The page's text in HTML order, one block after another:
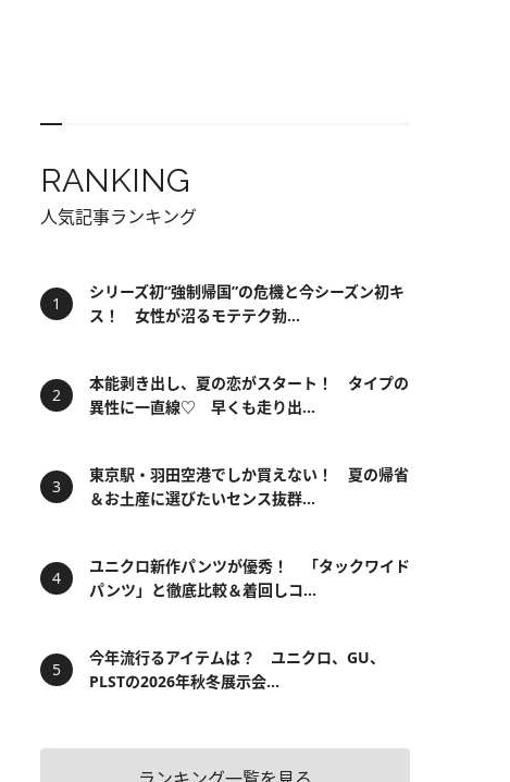
RANKING
人気記事ランキング
シリーズ初“強制帰国”の危機と今シーズン初キ
ス！ 女性が沼るモテテク勃...
本能剥き出し、夏の恋がスタート！ タイプの
異性に一直線♡ 早くも走り出...
東京駅・羽田空港でしか買えない！ 夏の帰省
＆お土産に選びたいセンス抜群...
ユニクロ新作パンツが優秀！ 「タックワイド
パンツ」と徹底比較＆着回しコ...
今年流行るアイテムは？ ユニクロ、GU、
PLSTの2026年秋冬展示会...